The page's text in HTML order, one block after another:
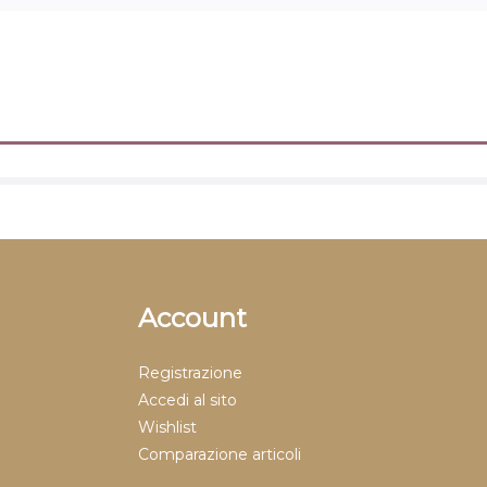
Account
Registrazione
Accedi al sito
Wishlist
Comparazione articoli